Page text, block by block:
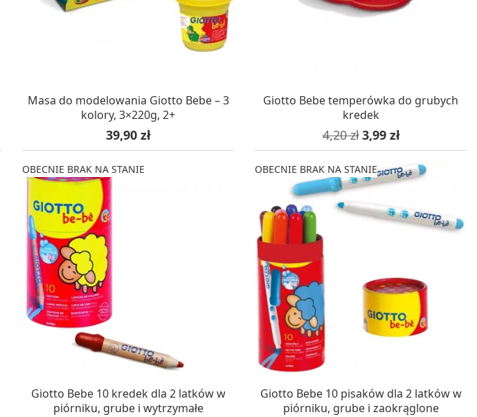
OCZEKUJEMY NA DOSTAWĘ
Masa do modelowania Giotto Bebe – 3
kolory, 3×220g, 2+
Cena
39,90 zł
OCZEKUJEMY NA DOSTAWĘ
Giotto Bebe temperówka do grubych
kredek
Cena podstawowa
4,20 złCena
3,99 zł
OCZEKUJEMY NA DOSTAWĘ
Giotto Bebe 10 kredek dla 2 latków w
piórniku, grube i wytrzymałe
OBECNIE BRAK NA STANIE
OCZEKUJEMY NA DOSTAWĘ
Giotto Bebe 10 pisaków dla 2 latków w
piórniku, grube i zaokrąglone
OBECNIE BRAK NA STANIE